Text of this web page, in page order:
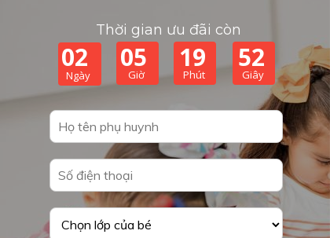
Thời gian ưu đãi còn
Ngày Giờ Phút Giây
02 05 19 51